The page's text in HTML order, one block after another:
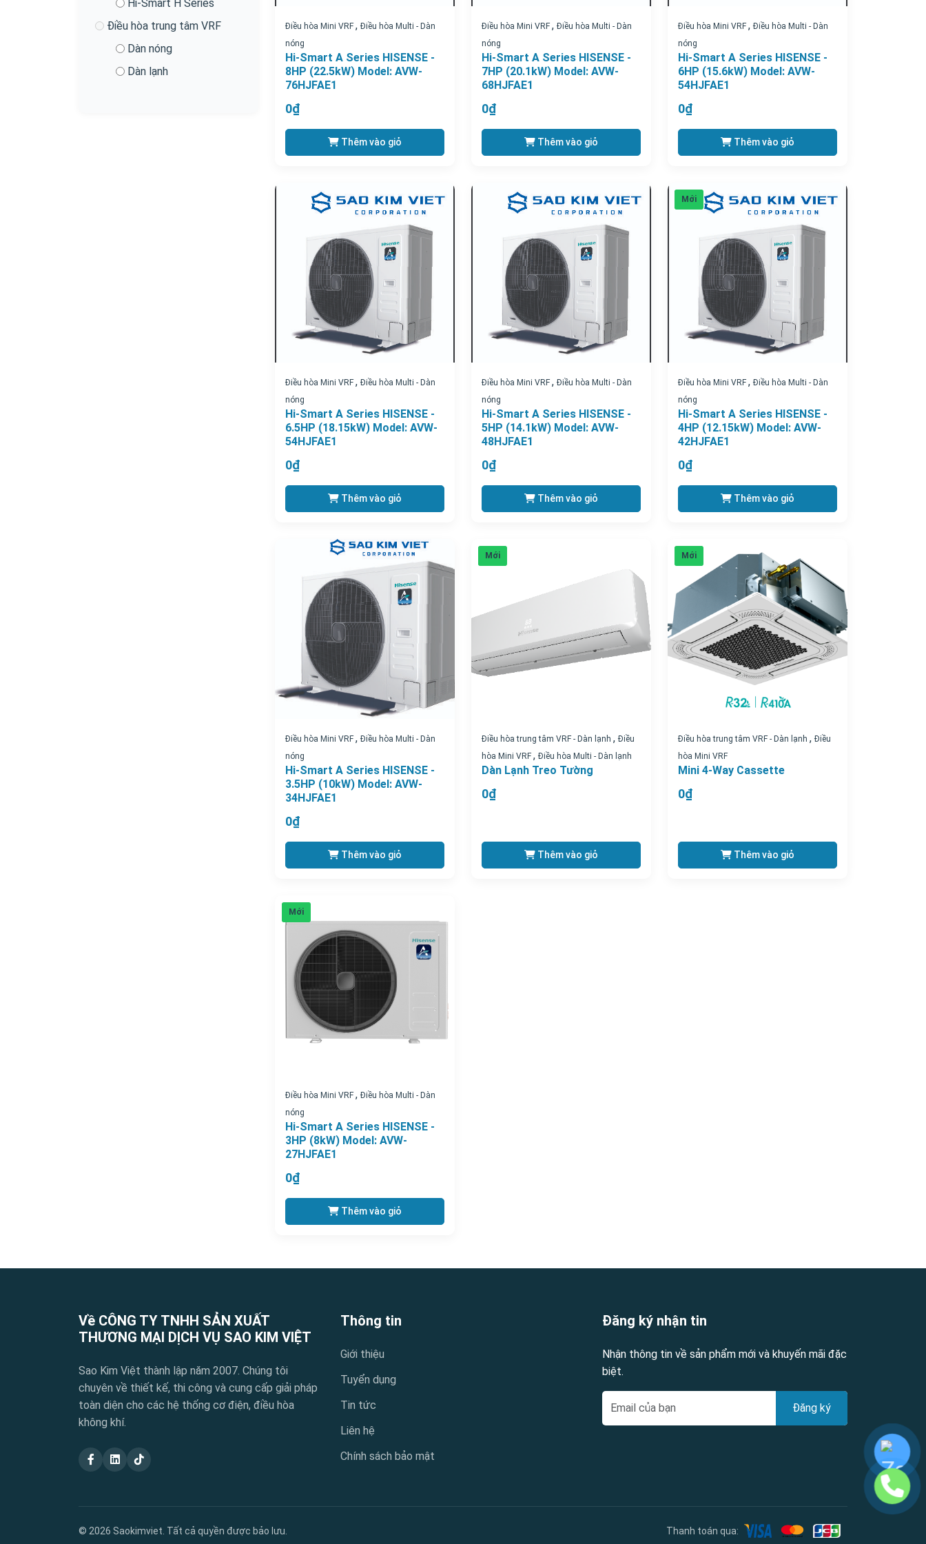
Hi-Smart H Series
Điều hòa trung tâm VRF
Dàn nóng
Dàn lạnh
Điều hòa Mini VRF , Điều hòa Multi - Dàn
nóng
Hi-Smart A Series HISENSE -
8HP (22.5kW) Model: AVW-
76HJFAE1
0₫
Thêm vào giỏ
Điều hòa Mini VRF , Điều hòa Multi - Dàn
nóng
Hi-Smart A Series HISENSE -
7HP (20.1kW) Model: AVW-
68HJFAE1
0₫
Thêm vào giỏ
Điều hòa Mini VRF , Điều hòa Multi - Dàn
nóng
Hi-Smart A Series HISENSE -
6HP (15.6kW) Model: AVW-
54HJFAE1
0₫
Thêm vào giỏ
Điều hòa Mini VRF , Điều hòa Multi - Dàn
nóng
Hi-Smart A Series HISENSE -
6.5HP (18.15kW) Model: AVW-
54HJFAE1
0₫
Thêm vào giỏ
Điều hòa Mini VRF , Điều hòa Multi - Dàn
nóng
Hi-Smart A Series HISENSE -
5HP (14.1kW) Model: AVW-
48HJFAE1
0₫
Thêm vào giỏ
Mới
Điều hòa Mini VRF , Điều hòa Multi - Dàn
nóng
Hi-Smart A Series HISENSE -
4HP (12.15kW) Model: AVW-
42HJFAE1
0₫
Thêm vào giỏ
Điều hòa Mini VRF , Điều hòa Multi - Dàn
nóng
Hi-Smart A Series HISENSE -
3.5HP (10kW) Model: AVW-
34HJFAE1
0₫
Thêm vào giỏ
Mới
Điều hòa trung tâm VRF - Dàn lạnh , Điều
hòa Mini VRF , Điều hòa Multi - Dàn lạnh
Dàn Lạnh Treo Tường
0₫
Thêm vào giỏ
Mới
Điều hòa trung tâm VRF - Dàn lạnh , Điều
hòa Mini VRF
Mini 4-Way Cassette
0₫
Thêm vào giỏ
Mới
Điều hòa Mini VRF , Điều hòa Multi - Dàn
nóng
Hi-Smart A Series HISENSE -
3HP (8kW) Model: AVW-
27HJFAE1
0₫
Thêm vào giỏ
Về CÔNG TY TNHH SẢN XUẤT
THƯƠNG MẠI DỊCH VỤ SAO KIM VIỆT
Sao Kim Việt thành lập năm 2007. Chúng tôi
chuyên về thiết kế, thi công và cung cấp giải pháp
toàn diện cho các hệ thống cơ điện, điều hòa
không khí.
Thông tin
Giới thiệu
Tuyển dụng
Tin tức
Liên hệ
Chính sách bảo mật
Đăng ký nhận tin
Nhận thông tin về sản phẩm mới và khuyến mãi đặc
biệt.
Đăng ký
© 2026 Saokimviet. Tất cả quyền được bảo lưu. Thanh toán qua: